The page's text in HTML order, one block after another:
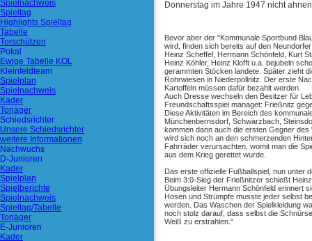
Spielnachweis
Spieltag
Highlights Spieltag
Tabelle
Torschützen
Pokal
Ewige Tabelle KOL
Kleinfeldteam
Spielplan
Spielnachweis
Kader
Torjäger
Schiedsrichter
Unsere Schiedsrichter
weitere Informationen
Nachwuchs
D-Junioren
Kader
Spielplan
Spielberichte
Spielnachweis
Spieltag/Tabelle
Torjäger
E-Junioren
Kader
Donnerstag im Jahre 1947 nicht
Bevor aber der "Kommunale Sportbund
wird, finden sich bereits auf den
Heinz Scheffel, Hermann Schönfeld, Kurt
Heinz Köhler, Heinz Klofft u.a. bejubeln
gerammten Stöcken landete. Später zieht
Rohrwiesen in Niederpöllnitz. Der erste
Kartoffeln müssen dafür bezahlt werden.
Auch Dresse wechseln den Besitzer für
Freundschaftsspiel managet: Frießnitz
Diese Aktivitäten im Bereich des
Münchenbernsdorf, Schwarzbach,
kommen dann auch die ersten Gegner
wird sich noch an den schmerzenden
Fahrräder verursachten, womit man die
aus dem Krieg gerettet wurde.
Das erste offizielle Fußballspiel, nun unter
Beim 3:0-Sieg der Frießnitzer schießt
Übungsleiter Hermann Schönfeld erinnert
Hosen und Strümpfe musste jeder selbst
werden. Das Waschen der Spielkleidung
noch stolz darauf, dass selbst die
Weiß zu erstrahlen."